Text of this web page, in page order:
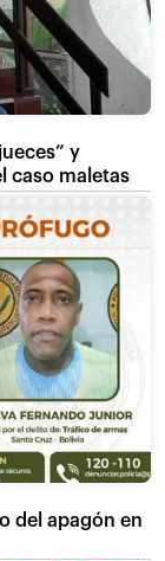
y
caso maletas
del apagón en